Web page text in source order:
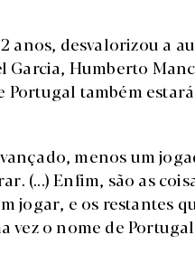
anos, desvalorizou a
Garcia, Humberto
também
menos um
(...) Enfim, são as
jogar, e os restantes
vez o nome de